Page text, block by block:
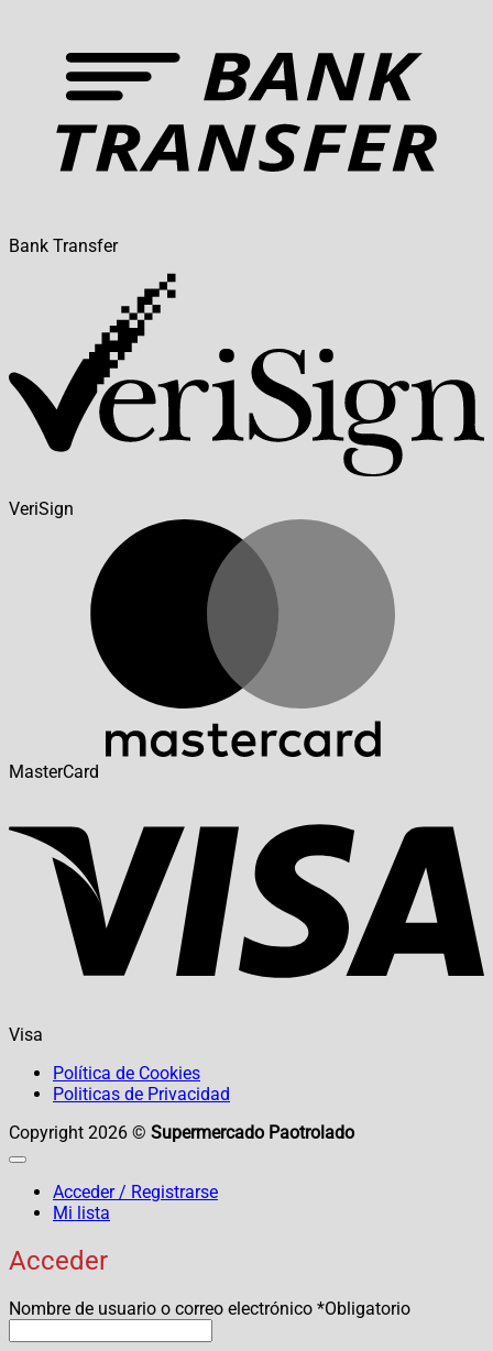
Bank Transfer
VeriSign
MasterCard
Visa
Política de Cookies
Politicas de Privacidad
Copyright 2026 © Supermercado Paotrolado
Acceder / Registrarse
Mi lista
Acceder
Nombre de usuario o correo electrónico *Obligatorio